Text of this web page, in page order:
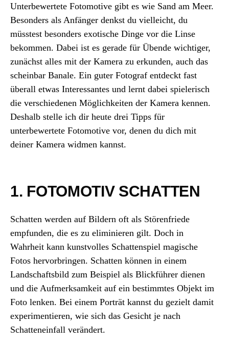
Unterbewertete Fotomotive gibt es wie Sand am Meer.
Besonders als Anfänger denkst du vielleicht, du
müsstest besonders exotische Dinge vor die Linse
bekommen. Dabei ist es gerade für Übende wichtiger,
zunächst alles mit der Kamera zu erkunden, auch das
scheinbar Banale. Ein guter Fotograf entdeckt fast
überall etwas Interessantes und lernt dabei spielerisch
die verschiedenen Möglichkeiten der Kamera kennen.
Deshalb stelle ich dir heute drei Tipps für
unterbewertete Fotomotive vor, denen du dich mit
deiner Kamera widmen kannst.
1. FOTOMOTIV SCHATTEN
Schatten werden auf Bildern oft als Störenfriede
empfunden, die es zu eliminieren gilt. Doch in
Wahrheit kann kunstvolles Schattenspiel magische
Fotos hervorbringen. Schatten können in einem
Landschaftsbild zum Beispiel als Blickführer dienen
und die Aufmerksamkeit auf ein bestimmtes Objekt im
Foto lenken. Bei einem Porträt kannst du gezielt damit
experimentieren, wie sich das Gesicht je nach
Schatteneinfall verändert.